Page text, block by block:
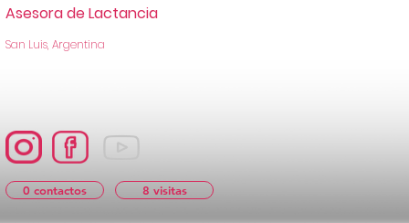
Asesora de Lactancia
San Luis, Argentina
0 contactos 8 visitas